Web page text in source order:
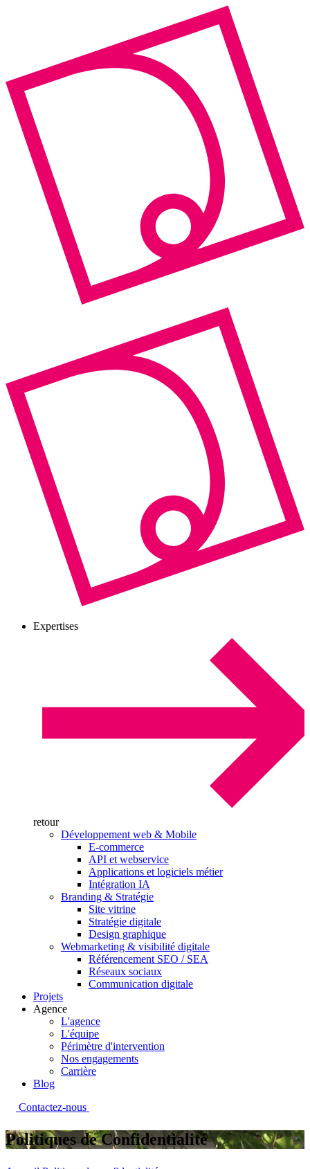
Expertises
retour
Développement web & Mobile
E-commerce
API et webservice
Applications et logiciels métier
Intégration IA
Branding & Stratégie
Site vitrine
Stratégie digitale
Design graphique
Webmarketing & visibilité digitale
Référencement SEO / SEA
Réseaux sociaux
Communication digitale
Projets
Agence
L'agence
L'équipe
Périmètre d'intervention
Nos engagements
Carrière
Blog
Contactez-nous
Politiques de Confidentialité